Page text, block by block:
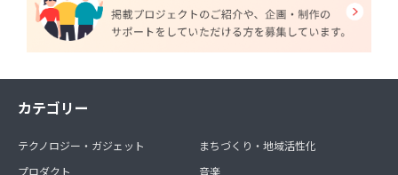
カテゴリー
テクノロジー・ガジェット
プロダクト
まちづくり・地域活性化
音楽